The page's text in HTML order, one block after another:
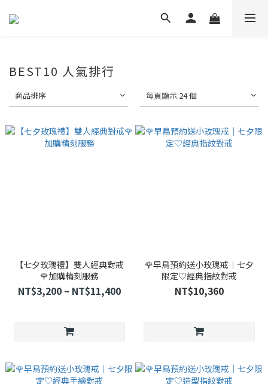
BEST10 人氣排行
商品排序 每頁顯示 24 個
【七夕玫瑰禮】雙人經典對戒
🌹加購精刻服務
NT$3,200 ~ NT$11,400
🌹早鳥預約送小玫瑰戒｜七夕
限定♡經典指紋對戒
NT$10,360